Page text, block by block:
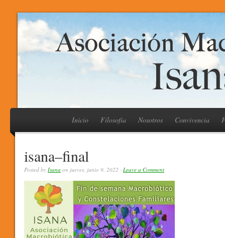
Inicio Filosofía Nosotros Convivencia
isana–final
Posted by Isana on jueves, junio 9, 2022 · Leave a Comment